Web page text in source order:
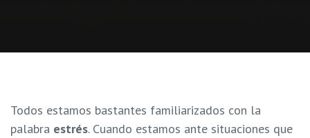
Todos estamos bastantes familiarizados con la
palabra estrés. Cuando estamos ante situaciones que